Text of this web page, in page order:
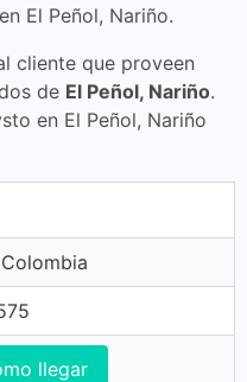
El Peñol, Nariño.
cliente que proveen
de El Peñol, Nariño.
en El Peñol, Nariño
llegar